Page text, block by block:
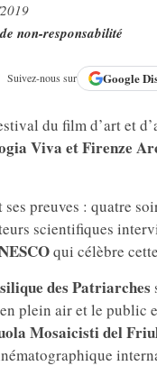
non-responsabilité
Suivez-nous sur Google
du film d’art et
Viva et Firenze
preuves : quatre
scientifiques
qui célèbre
des Patriarches
plein air et le public
Mosaicisti del